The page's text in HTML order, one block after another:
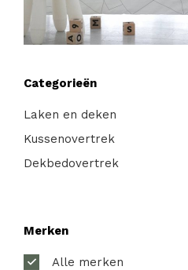
Categorieën
Laken en deken
Kussenovertrek
Dekbedovertrek
Merken
Alle merken